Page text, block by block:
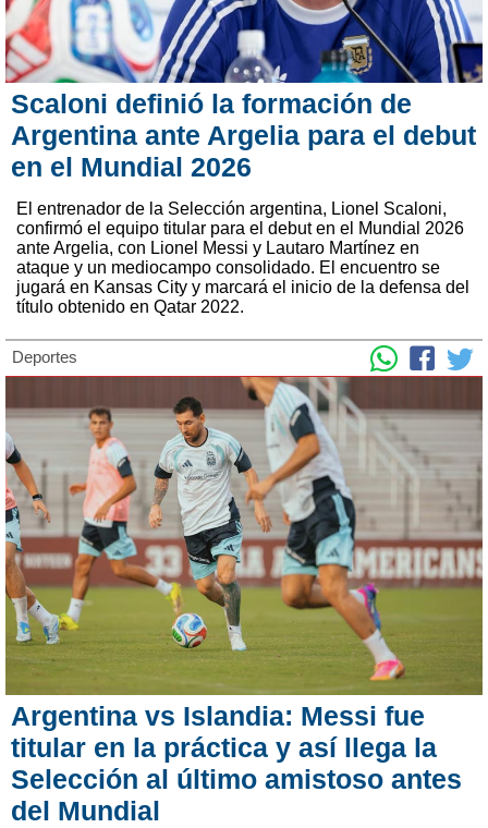
Scaloni definió la formación de
Argentina ante Argelia para el debut
en el Mundial 2026
El entrenador de la Selección argentina, Lionel Scaloni,
confirmó el equipo titular para el debut en el Mundial 2026
ante Argelia, con Lionel Messi y Lautaro Martínez en
ataque y un mediocampo consolidado. El encuentro se
jugará en Kansas City y marcará el inicio de la defensa del
título obtenido en Qatar 2022.
Deportes
Argentina vs Islandia: Messi fue
titular en la práctica y así llega la
Selección al último amistoso antes
del Mundial